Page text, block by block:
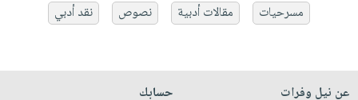
مسرحيات
مقالات أدبية نصوص نقد أدبي
عن نيل وفرات
حسابك